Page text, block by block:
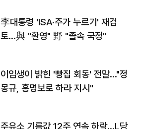
李대통령 'ISA·주가 누르기' 재검
토…與 "환영" 野 "졸속 국정"
이임생이 밝힌 '빵집 회동' 전말…"정
몽규, 홍명보로 하라 지시"
주유소 기름값 12주 연속 하락…L당